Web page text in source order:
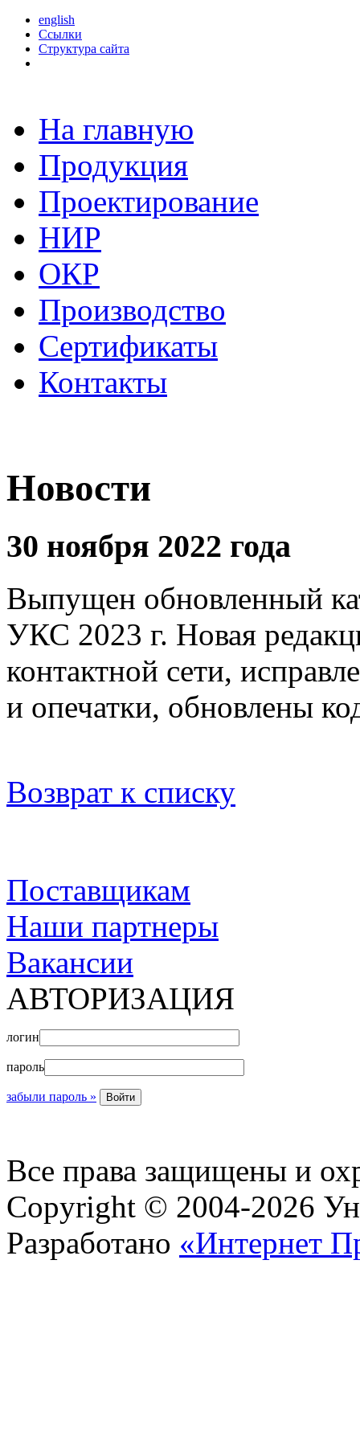
english
Ссылки
Структура сайта
На главную
Продукция
Проектирование
НИР
ОКР
Производство
Сертификаты
Контакты
Новости
30 ноября 2022 года
Выпущен обновленный
УКС 2023 г. Новая
контактной сети,
и опечатки, обновлены
Возврат к списку
Поставщикам
Наши партнеры
Вакансии
АВТОРИЗАЦИЯ
логин
пароль
забыли пароль »
Все права защищены и
Copyright © 2004-2026
Разработано «Интернет